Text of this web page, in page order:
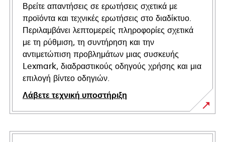
Βρείτε απαντήσεις σε ερωτήσεις σχετικά με
προϊόντα και τεχνικές ερωτήσεις στο διαδίκτυο.
Περιλαμβάνει λεπτομερείς πληροφορίες σχετικά
με τη ρύθμιση, τη συντήρηση και την
αντιμετώπιση προβλημάτων μιας συσκευής
Lexmark, διαδραστικούς οδηγούς χρήσης και μια
επιλογή βίντεο οδηγιών.
Λάβετε τεχνική υποστήριξη
opens
in